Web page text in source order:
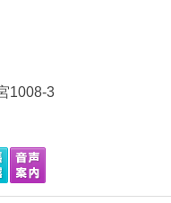
1008-3